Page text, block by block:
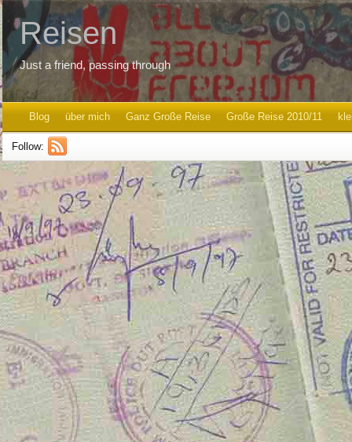
Reisen
Just a friend, passing through
Blog über mich Ganz Große Reise Große Reise 2010/11
Follow: